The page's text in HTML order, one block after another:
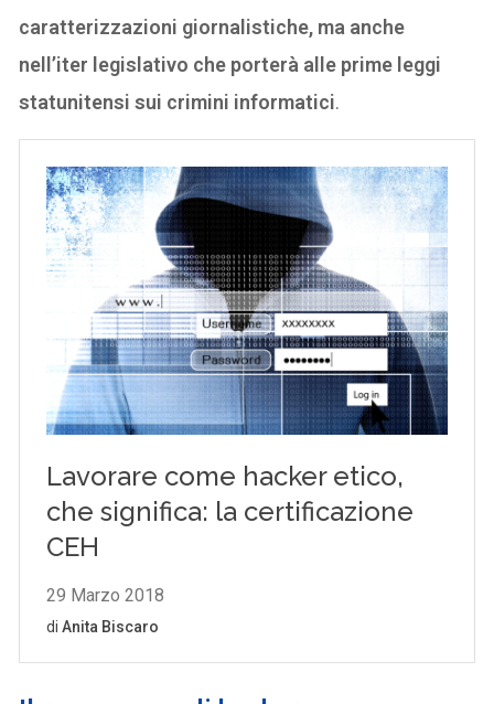
caratterizzazioni giornalistiche, ma anche
nell’iter legislativo che porterà alle prime leggi
statunitensi sui crimini informatici.